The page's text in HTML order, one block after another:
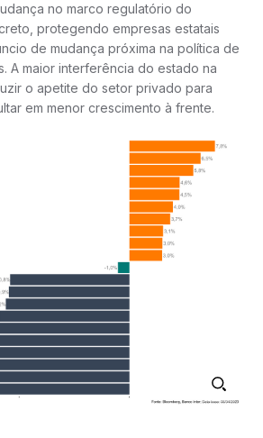
no marco regulatório do
protegendo empresas estatais
de mudança próxima na política de
A maior interferência do estado na
o apetite do setor privado para
em menor crescimento à frente.